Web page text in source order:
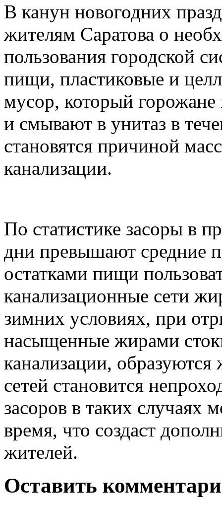
В канун новогодних
жителям Саратова о
пользования городской
пищи, пластиковые и
мусор, который горожане
и смывают в унитаз в
становятся причиной
канализации.
По статистике засоры в
дни превышают средние
остатками пищи
канализационные сети
зимних условиях, при
насыщенные жирами
канализации,
сетей становится
засоров в таких случаях
время, что создаст
жителей.
Оставить